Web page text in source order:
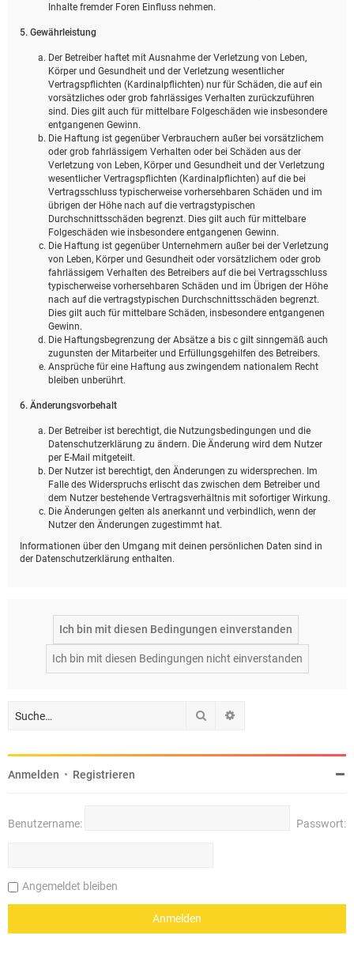
Inhalte fremder Foren Einfluss nehmen.
5. Gewährleistung
Der Betreiber haftet mit Ausnahme der Verletzung von Leben,
Körper und Gesundheit und der Verletzung wesentlicher
Vertragspflichten (Kardinalpflichten) nur für Schäden, die auf ein
vorsätzliches oder grob fahrlässiges Verhalten zurückzuführen
sind. Dies gilt auch für mittelbare Folgeschäden wie insbesondere
entgangenen Gewinn.
Die Haftung ist gegenüber Verbrauchern außer bei vorsätzlichem
oder grob fahrlässigem Verhalten oder bei Schäden aus der
Verletzung von Leben, Körper und Gesundheit und der Verletzung
wesentlicher Vertragspflichten (Kardinalpflichten) auf die bei
Vertragsschluss typischerweise vorhersehbaren Schäden und im
übrigen der Höhe nach auf die vertragstypischen
Durchschnittsschäden begrenzt. Dies gilt auch für mittelbare
Folgeschäden wie insbesondere entgangenen Gewinn.
Die Haftung ist gegenüber Unternehmern außer bei der Verletzung
von Leben, Körper und Gesundheit oder vorsätzlichem oder grob
fahrlässigem Verhalten des Betreibers auf die bei Vertragsschluss
typischerweise vorhersehbaren Schäden und im Übrigen der Höhe
nach auf die vertragstypischen Durchschnittsschäden begrenzt.
Dies gilt auch für mittelbare Schäden, insbesondere entgangenen
Gewinn.
Die Haftungsbegrenzung der Absätze a bis c gilt sinngemäß auch
zugunsten der Mitarbeiter und Erfüllungsgehilfen des Betreibers.
Ansprüche für eine Haftung aus zwingendem nationalem Recht
bleiben unberührt.
6. Änderungsvorbehalt
Der Betreiber ist berechtigt, die Nutzungsbedingungen und die
Datenschutzerklärung zu ändern. Die Änderung wird dem Nutzer
per E-Mail mitgeteilt.
Der Nutzer ist berechtigt, den Änderungen zu widersprechen. Im
Falle des Widerspruchs erlischt das zwischen dem Betreiber und
dem Nutzer bestehende Vertragsverhältnis mit sofortiger Wirkung.
Die Änderungen gelten als anerkannt und verbindlich, wenn der
Nutzer den Änderungen zugestimmt hat.
Informationen über den Umgang mit deinen persönlichen Daten sind in
der Datenschutzerklärung enthalten.
Suche
Anmelden • Registrieren
Benutzername: Passwort:
Angemeldet bleiben